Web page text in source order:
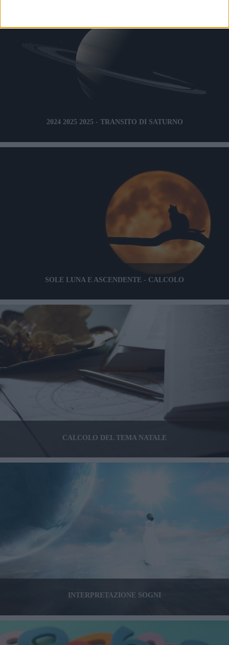
2024 2025 2025 - TRANSITO DI SATURNO
SOLE LUNA E ASCENDENTE - CALCOLO
CALCOLO DEL TEMA NATALE
INTERPRETAZIONE SOGNI